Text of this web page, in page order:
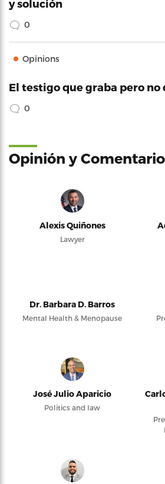
y solución
0
Opinions
El testigo que graba pero no
0
Opinión y
Alexis Quiñones
Lawyer
Dr. Barbara D. Barros
Mental Health & Menopause
José Julio Aparicio
Politics and law